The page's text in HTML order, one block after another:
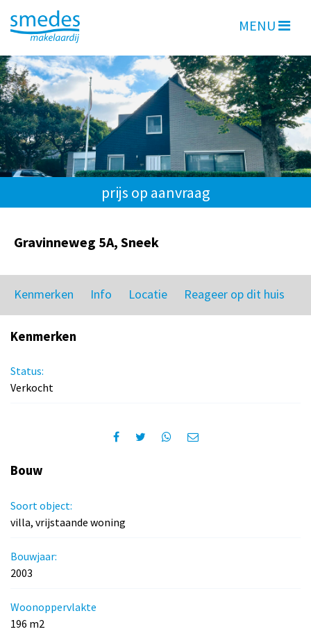
MENU
prijs op aanvraag
Gravinneweg 5A, Sneek
Kenmerken Info Locatie Reageer op dit huis
Kenmerken
Status:
Verkocht
Bouw
Soort object:
villa, vrijstaande woning
Bouwjaar:
2003
Woonoppervlakte
196 m2